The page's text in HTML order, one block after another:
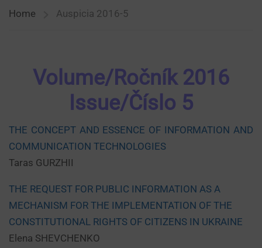
Home Auspicia 2016-5
Volume/Ročník 2016
Issue/Číslo 5
THE CONCEPT AND ESSENCE OF INFORMATION AND
COMMUNICATION TECHNOLOGIES
Taras GURZHII
THE REQUEST FOR PUBLIC INFORMATION AS A
MECHANISM FOR THE IMPLEMENTATION OF THE
CONSTITUTIONAL RIGHTS OF CITIZENS IN UKRAINE
Elena SHEVCHENKO